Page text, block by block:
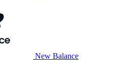
New Balance